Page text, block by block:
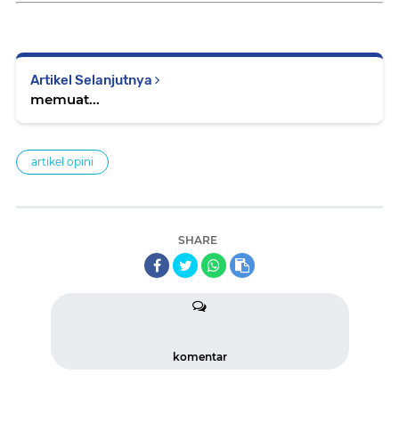
Artikel Selanjutnya
memuat...
artikel opini
SHARE
komentar